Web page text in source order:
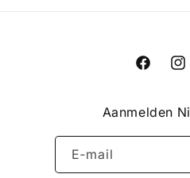
Facebook
Aanmelden
E‑mail